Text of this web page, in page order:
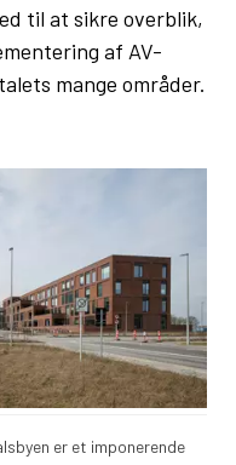
til at sikre overblik,
af AV-
mange områder.
er et imponerende